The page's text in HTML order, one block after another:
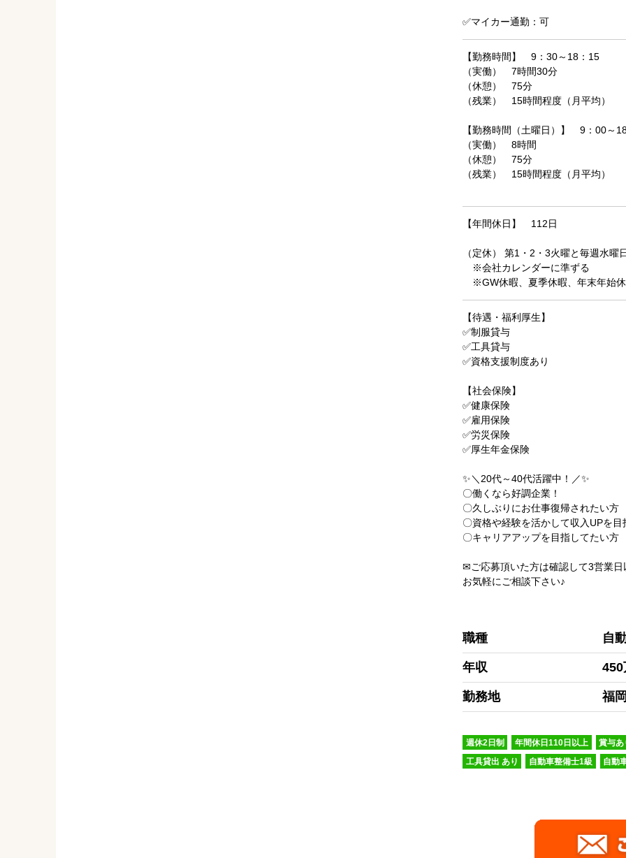
✅マイカー通勤：可
【勤務時間】 9：30～18：15
（実働） 7時間30分
（休憩） 75分
（残業） 15時間程度（月平均）
【勤務時間（土曜日）】 9：00～
（実働） 8時間
（休憩） 75分
（残業） 15時間程度（月平均）
【年間休日】 112日
（定休） 第1・2・3火曜と毎週水
※会社カレンダーに準ずる
※GW休暇、夏季休暇、年末年始
【待遇・福利厚生】
✅制服貸与
✅工具貸与
✅資格支援制度あり
【社会保険】
✅健康保険
✅雇用保険
✅労災保険
✅厚生年金保険
✨＼20代～40代活躍中！／✨
〇働くなら好調企業！
〇久しぶりにお仕事復帰されたい方
〇資格や経験を活かして収入UPを目
〇キャリアアップを目指してたい方
✉ご応募頂いた方は確認して3営業
お気軽にご相談下さい♪
職種 自
年収 450
勤務地 福
週休2日制 年間休日110日以上
賞与あ
工具貸出 あり
自動車整備士1級 自動